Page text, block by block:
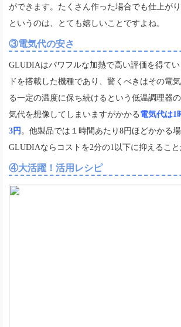
ができます。たくさん作った場合でも仕上が
というのは、とても嬉しいことですよね。
③電気代の安さ
GLUDIAはパワフルな加熱で高い評価を得て
ドを搭載した機種であり、驚くべきはその電
る一定の温度に保ち続けるという低温調理器
気代を想像してしまいますがかかる 電気代は1
3円 。他製品では１時間あたり8円ほどかかる場
GLUDIAならコストを2分の1以下に抑えること
④大活躍！活用レシピ